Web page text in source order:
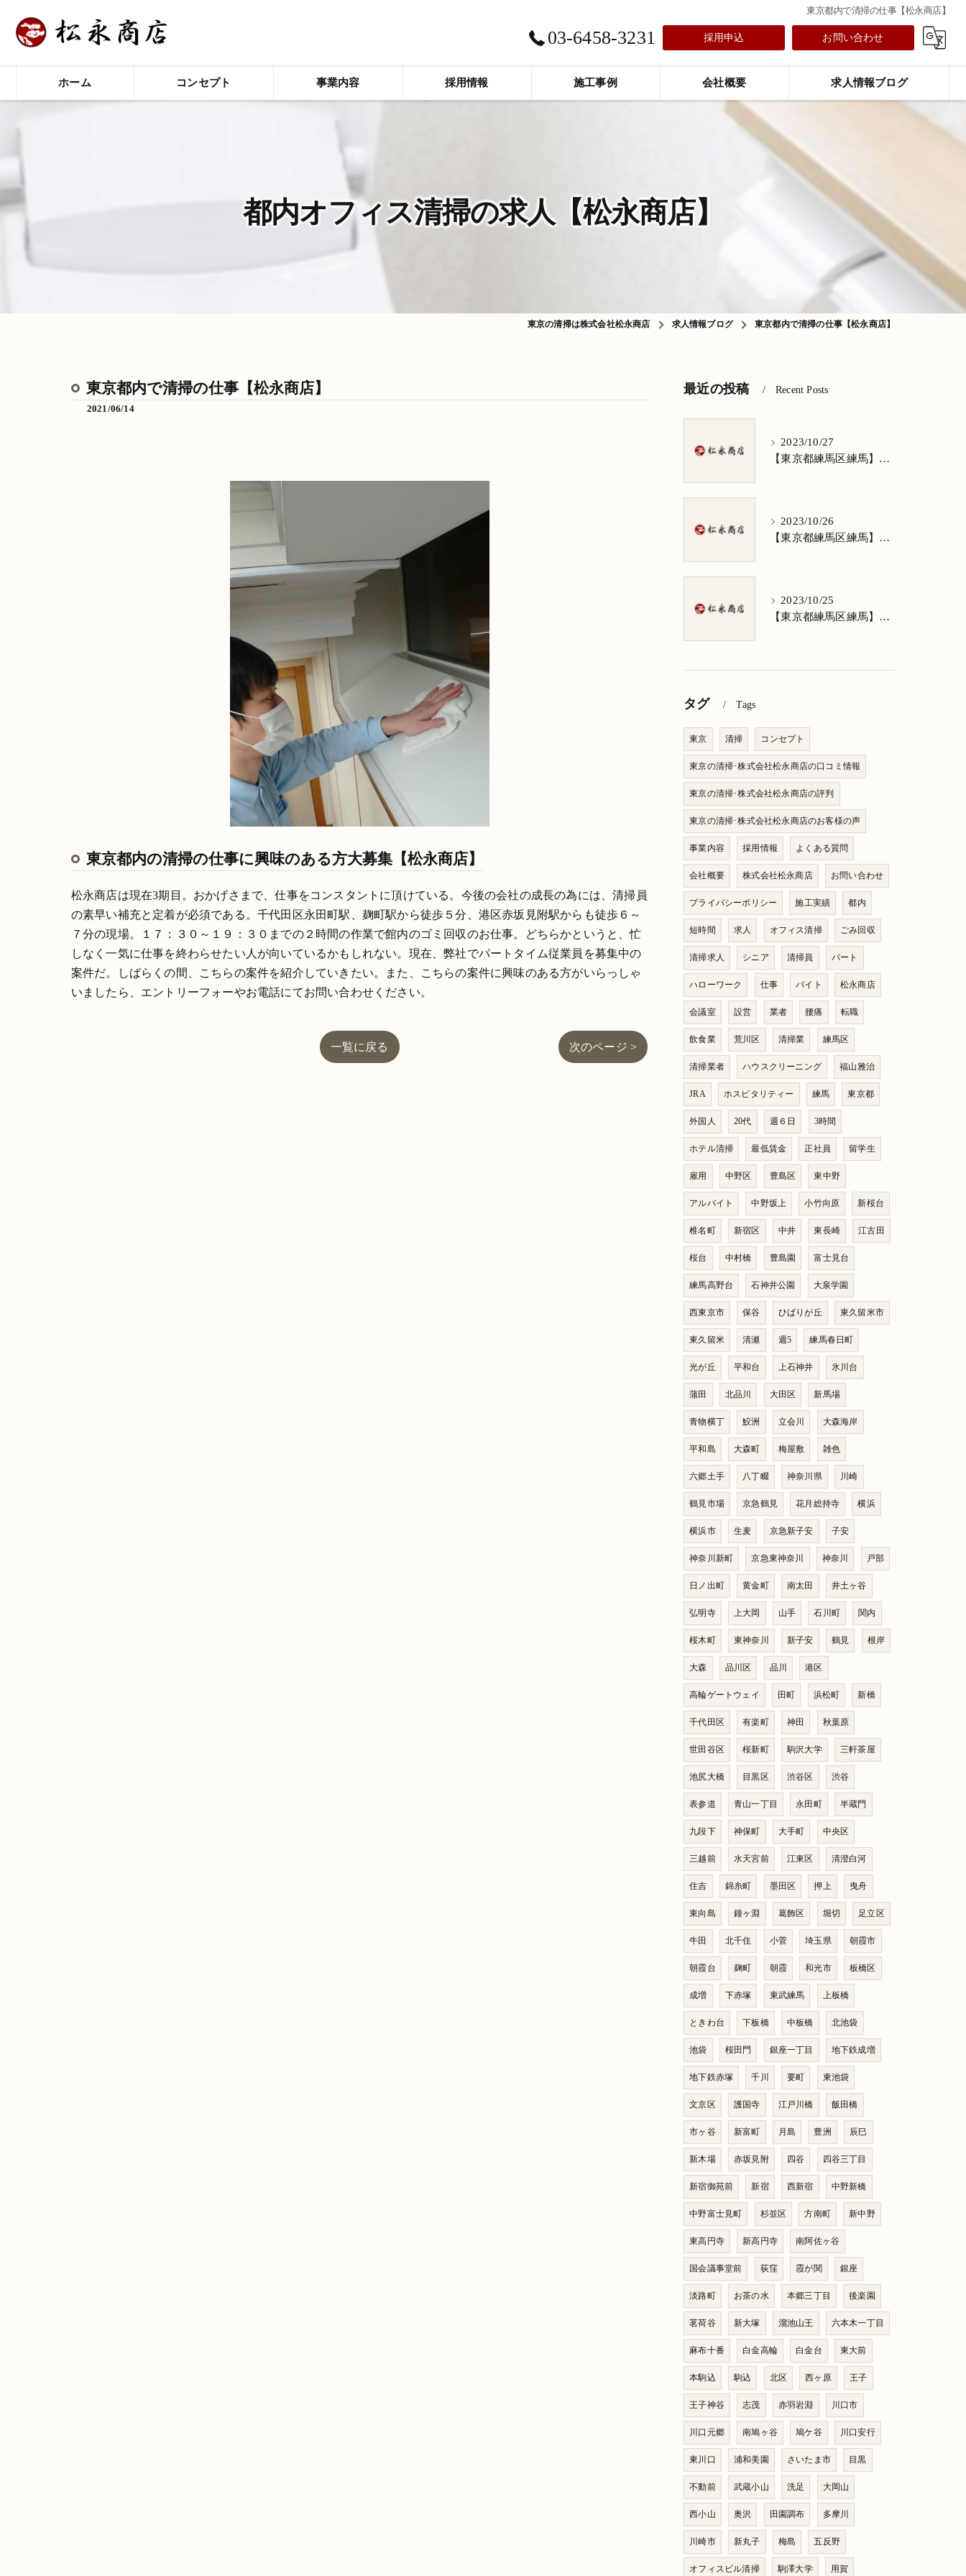
東京都内で清掃の仕事【松永商店】
03-6458-3231 採用申込 お問い合わせ
ホーム コンセプト 事業内容 採用情報 施工事例 会社概要 求人情報ブログ
都内オフィス清掃の求人【松永商店】
東京の清掃は株式会社松永商店 求人情報ブログ 東京都内で清掃の仕事【松永商店】
東京都内で清掃の仕事【松永商店】
2021/06/14
東京都内の清掃の仕事に興味のある方大募集【松永商店】
松永商店は現在3期目。おかげさまで、仕事をコンスタントに頂けている。今後の会社の成長の為には、清掃員
の素早い補充と定着が必須である。千代田区永田町駅、麹町駅から徒歩５分、港区赤坂見附駅からも徒歩６～
７分の現場。１７：３０～１９：３０までの２時間の作業で館内のゴミ回収のお仕事。どちらかというと、忙
しなく一気に仕事を終わらせたい人が向いているかもしれない。現在、弊社でパートタイム従業員を募集中の
案件だ。しばらくの間、こちらの案件を紹介していきたい。また、こちらの案件に興味のある方がいらっしゃ
いましたら、エントリーフォーやお電話にてお問い合わせください。
一覧に戻る 次のページ >
最近の投稿 Recent Posts
2023/10/27
【東京都練馬区練馬】清掃求人★1日3h/週5日/祝日お休み★谷原在住の方歓迎
2023/10/26
【東京都練馬区練馬】清掃求人★1日3h/週5日/祝日お休み★南田中在住の方歓迎
2023/10/25
【東京都練馬区練馬】清掃求人★1日3h/週5日/祝日お休み★南大泉在住の方歓迎
タグ Tags
東京 清掃 コンセプト
東京の清掃･株式会社松永商店の口コミ情報
東京の清掃･株式会社松永商店の評判
東京の清掃･株式会社松永商店のお客様の声
事業内容 採用情報 よくある質問
会社概要 株式会社松永商店 お問い合わせ
プライバシーポリシー 施工実績 都内
短時間 求人 オフィス清掃 ごみ回収
清掃求人 シニア 清掃員 パート
ハローワーク 仕事 バイト 松永商店
会議室 設営 業者 腰痛 転職
飲食業 荒川区 清掃業 練馬区
清掃業者 ハウスクリーニング 福山雅治
JRA ホスピタリティー 練馬 東京都
外国人 20代 週６日 3時間
ホテル清掃 最低賃金 正社員 留学生
雇用 中野区 豊島区 東中野
アルバイト 中野坂上 小竹向原 新桜台
椎名町 新宿区 中井 東長崎 江古田
桜台 中村橋 豊島園 富士見台
練馬高野台 石神井公園 大泉学園
西東京市 保谷 ひばりが丘 東久留米市
東久留米 清瀬 週5 練馬春日町
光が丘 平和台 上石神井 氷川台
蒲田 北品川 大田区 新馬場
青物横丁 鮫洲 立会川 大森海岸
平和島 大森町 梅屋敷 雑色
六郷土手 八丁畷 神奈川県 川崎
鶴見市場 京急鶴見 花月総持寺 横浜
横浜市 生麦 京急新子安 子安
神奈川新町 京急東神奈川 神奈川 戸部
日ノ出町 黄金町 南太田 井土ヶ谷
弘明寺 上大岡 山手 石川町 関内
桜木町 東神奈川 新子安 鶴見 根岸
大森 品川区 品川 港区
高輪ゲートウェイ 田町 浜松町 新橋
千代田区 有楽町 神田 秋葉原
世田谷区 桜新町 駒沢大学 三軒茶屋
池尻大橋 目黒区 渋谷区 渋谷
表参道 青山一丁目 永田町 半蔵門
九段下 神保町 大手町 中央区
三越前 水天宮前 江東区 清澄白河
住吉 錦糸町 墨田区 押上 曳舟
東向島 鐘ヶ淵 葛飾区 堀切 足立区
牛田 北千住 小菅 埼玉県 朝霞市
朝霞台 麹町 朝霞 和光市 板橋区
成増 下赤塚 東武練馬 上板橋
ときわ台 下板橋 中板橋 北池袋
池袋 桜田門 銀座一丁目 地下鉄成増
地下鉄赤塚 千川 要町 東池袋
文京区 護国寺 江戸川橋 飯田橋
市ヶ谷 新富町 月島 豊洲 辰巳
新木場 赤坂見附 四谷 四谷三丁目
新宿御苑前 新宿 西新宿 中野新橋
中野富士見町 杉並区 方南町 新中野
東高円寺 新高円寺 南阿佐ヶ谷
国会議事堂前 荻窪 霞が関 銀座
淡路町 お茶の水 本郷三丁目 後楽園
茗荷谷 新大塚 溜池山王 六本木一丁目
麻布十番 白金高輪 白金台 東大前
本駒込 駒込 北区 西ヶ原 王子
王子神谷 志茂 赤羽岩淵 川口市
川口元郷 南鳩ヶ谷 鳩ケ谷 川口安行
東川口 浦和美園 さいたま市 目黒
不動前 武蔵小山 洗足 大岡山
西小山 奥沢 田園調布 多摩川
川崎市 新丸子 梅島 五反野
オフィスビル清掃 駒澤大学 用賀